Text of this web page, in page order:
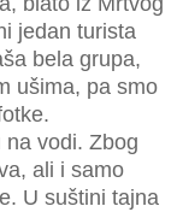
jedan turista
bela grupa,
ušima, pa smo
na vodi. Zbog
ali i samo
U suštini tajna